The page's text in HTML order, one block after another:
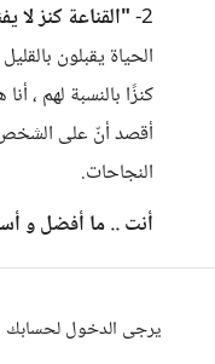
2- "القناعة كنز لا
الحياة يقبلون
كنزًا بالنسبة لهم ،
أقصد أنّ على الشخص
النجاحات.
أنت .. ما أفضل و
يرجى الدخول